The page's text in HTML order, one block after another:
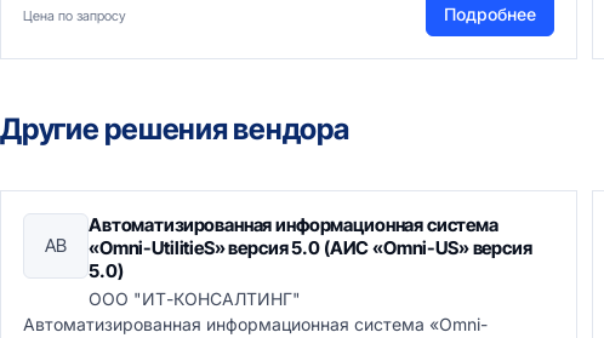
Цена по запросу Подробнее
Другие решения вендора
АВ
Автоматизированная информационная система
«Omni-UtilitieS» версия 5.0 (АИС «Omni-US» версия
5.0)
ООО "ИТ-КОНСАЛТИНГ"
Автоматизированная информационная система «Omni-